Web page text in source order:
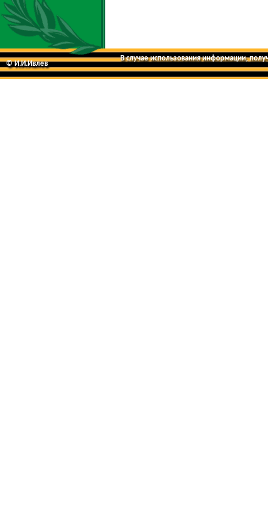
© И.И.Ивлев
В случае использования информации,